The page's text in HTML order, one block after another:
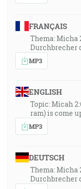
FRANÇAIS
Thema: Micha
Durchbrecher
MP3
ENGLISH
Topic: Micah
ram) is come
MP3
DEUTSCH
Thema: Micha
Durchbrecher